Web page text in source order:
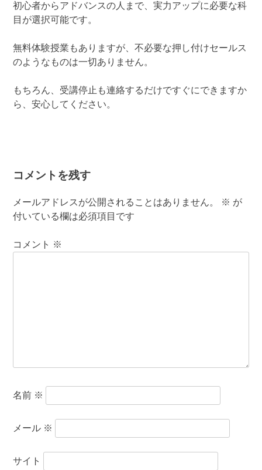
初心者からアドバンスの人まで、実力アップに必要な科
目が選択可能です。
無料体験授業もありますが、不必要な押し付けセールス
のようなものは一切ありません。
もちろん、受講停止も連絡するだけですぐにできますか
ら、安心してください。
コメントを残す
メールアドレスが公開されることはありません。 ※ が
付いている欄は必須項目です
コメント ※
名前 ※
メール ※
サイト